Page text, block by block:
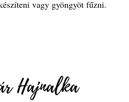
vagy gyöngyöt fűzni.